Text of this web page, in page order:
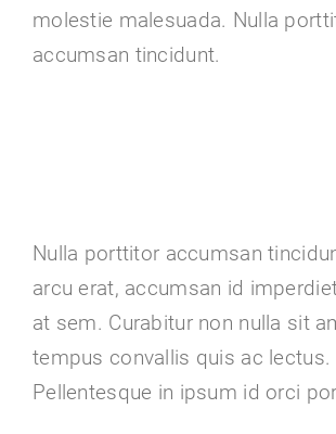
molestie malesuada. Nulla
accumsan tincidunt.
Nulla porttitor accumsan
arcu erat, accumsan id
at sem. Curabitur non nulla sit
tempus convallis quis ac lectus.
Pellentesque in ipsum id orci